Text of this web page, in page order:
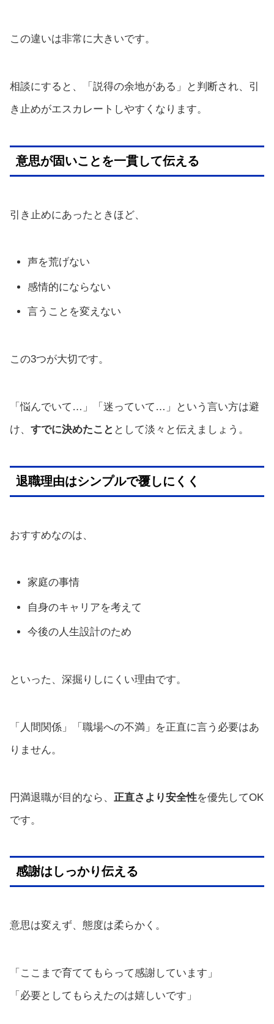
この違いは非常に大きいです。
相談にすると、「説得の余地がある」と判断され、引
き止めがエスカレートしやすくなります。
意思が固いことを一貫して伝える
引き止めにあったときほど、
声を荒げない
感情的にならない
言うことを変えない
この3つが大切です。
「悩んでいて…」「迷っていて…」という言い方は避
け、 すでに決めたこと として淡々と伝えましょう。
退職理由はシンプルで覆しにくく
おすすめなのは、
家庭の事情
自身のキャリアを考えて
今後の人生設計のため
といった、深掘りしにくい理由です。
「人間関係」「職場への不満」を正直に言う必要はあ
りません。
円満退職が目的なら、 正直さより安全性を優先してOK
です。
感謝はしっかり伝える
意思は変えず、態度は柔らかく。
「ここまで育ててもらって感謝しています」
「必要としてもらえたのは嬉しいです」